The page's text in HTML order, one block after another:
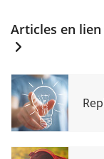
Articles en lien